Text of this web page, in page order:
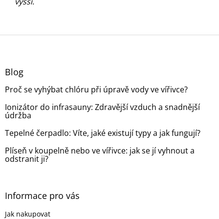
Z
Blog
Proč se vyhýbat chlóru při úpravě vody ve vířivce?
Ionizátor do infrasauny: Zdravější vzduch a snadnější
údržba
Tepelné čerpadlo: Víte, jaké existují typy a jak fungují?
Plíseň v koupelně nebo ve vířivce: jak se jí vyhnout a
odstranit ji?
Informace pro vás
Jak nakupovat